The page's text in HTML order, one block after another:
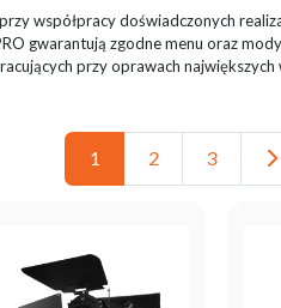
współpracy doświadczonych
gwarantują zgodne menu oraz
przy oprawach
1 2 3